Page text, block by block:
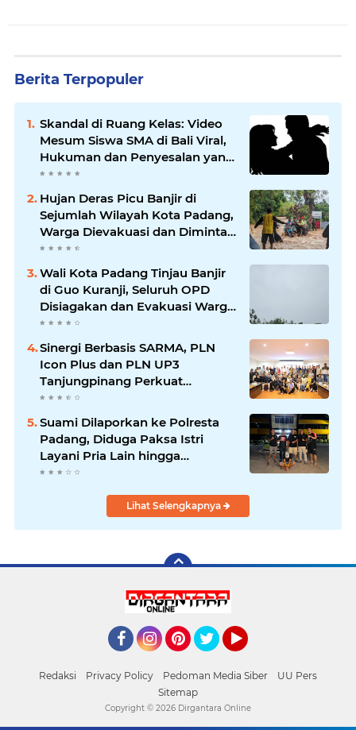
Berita Terpopuler
Skandal di Ruang Kelas: Video
Mesum Siswa SMA di Bali Viral,
Hukuman dan Penyesalan yang
Mengikuti
Hujan Deras Picu Banjir di
Sejumlah Wilayah Kota Padang,
Warga Dievakuasi dan Diminta
Waspada Banjir Susulan
Wali Kota Padang Tinjau Banjir
di Guo Kuranji, Seluruh OPD
Disiagakan dan Evakuasi Warga
Dipercepat
Sinergi Berbasis SARMA, PLN
Icon Plus dan PLN UP3
Tanjungpinang Perkuat
Kolaborasi Strategis
Suami Dilaporkan ke Polresta
Padang, Diduga Paksa Istri
Layani Pria Lain hingga
Berulang Kali
Lihat Selengkapnya
Redaksi Privacy Policy Pedoman Media Siber
UU Pers
Sitemap
Copyright © 2026 Dirgantara Online